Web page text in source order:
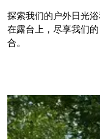
探索我们的户外日光
在露台上，尽享我们
合。